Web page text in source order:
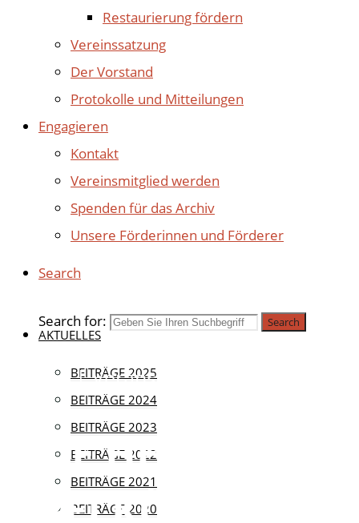
Restaurierung fördern
Vereinssatzung
Der Vorstand
Protokolle und Mitteilungen
Engagieren
Kontakt
Vereinsmitglied werden
Spenden für das Archiv
Unsere Förderinnen und Förderer
Search
Search for: Search
AKTUELLES
BEITRÄGE 2025
BEITRÄGE 2024
BEITRÄGE 2023
BEITRÄGE 2022
BEITRÄGE 2021
BEITRÄGE 2020
Aktuell | Veranstaltungen
„DIE HEILIGEN
DREI KÖNIGE –